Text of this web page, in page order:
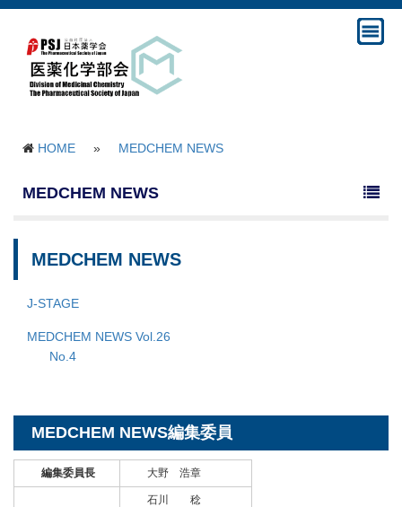
HOME » MEDCHEM NEWS
MEDCHEM NEWS
MEDCHEM NEWS
J-STAGE
MEDCHEM NEWS Vol.26
No.4
MEDCHEM NEWS編集委員
編集委員長 大野 浩章
石川 稔